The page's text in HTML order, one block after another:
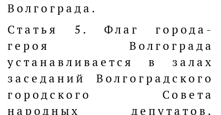
Волгограда.
Статья 5. Флаг города-
героя Волгограда
устанавливается в залах
заседаний Волгоградского
городского Совета
народных депутатов,